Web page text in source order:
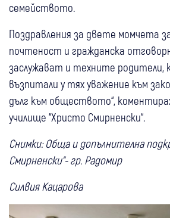
семейството.
Поздравления за двете момчета
почтеност и гражданска
заслужават и техните родители,
възпитали у тях уважение към
дълг към обществото“,
училище “Христо Смирненски“.
Снимки: Обща и допълнителна
Смирненски"- гр. Радомир
Силвия Кацарова